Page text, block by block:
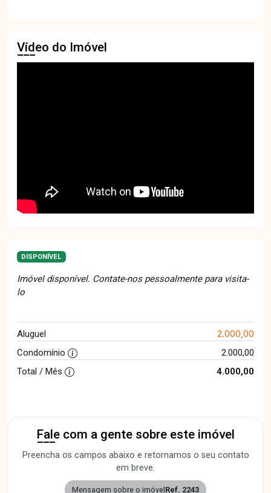
Vídeo do Imóvel
DISPONÍVEL
Imóvel disponível. Contate-nos pessoalmente para visita-
lo
Aluguel 2.000,00
Condomínio
2.000,00
Total / Mês
4.000,00
Fale com a gente sobre este imóvel
Preencha os campos abaixo e retornamos o seu contato
em breve.
Mensagem sobre o imóvelRef. 2243